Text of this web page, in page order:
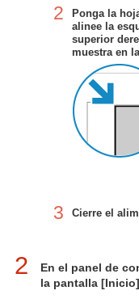
2
Ponga la
alinee la
superior
muestra en
3 Cierre el
2
En el panel de
la pantalla